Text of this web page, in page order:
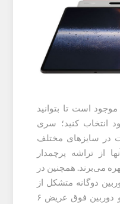
است تا بتوانید
انتخاب کنید؛ سری
سه تبلت در سایزهای مختلف
از تراشه پرچمدار
اسنپدراگون ۸ نسل ۱ بهره می‌برند. همچنین در
دوگانه متشکل از
دوربین اصلی ۱۳ مگاپیکسلی و دوربین فوق عریض ۶